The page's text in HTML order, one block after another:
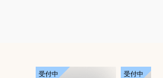
受付中 受付中